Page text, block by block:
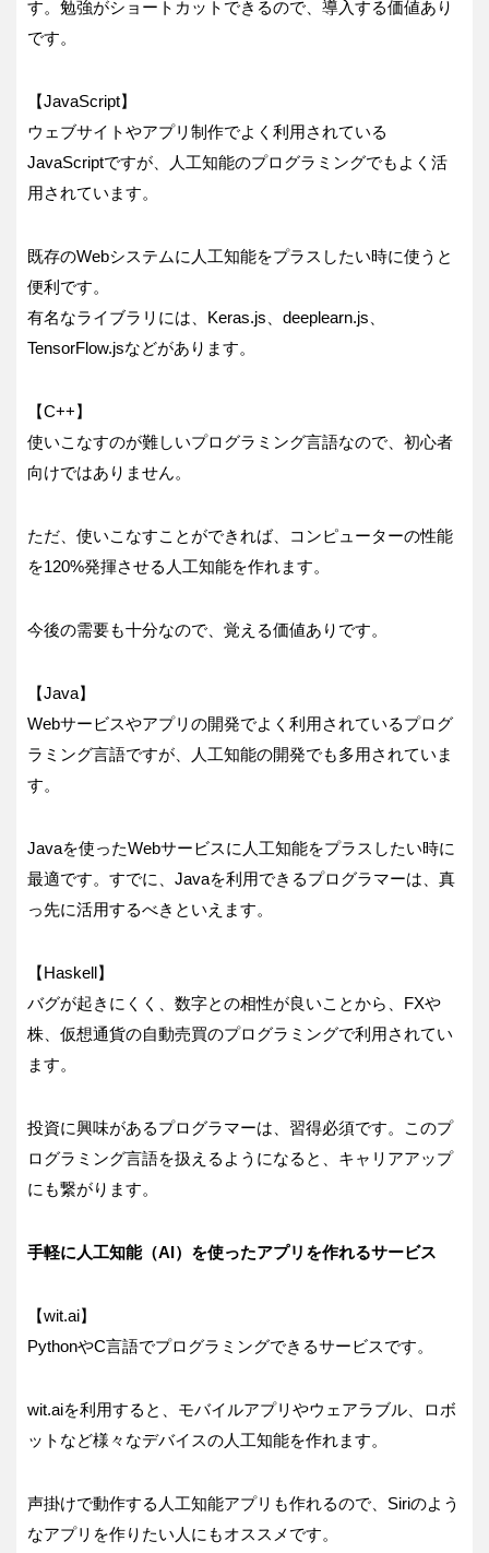
す。勉強がショートカットできるので、導入する価値あり
です。
【JavaScript】
ウェブサイトやアプリ制作でよく利用されている
JavaScriptですが、人工知能のプログラミングでもよく活
用されています。
既存のWebシステムに人工知能をプラスしたい時に使うと
便利です。
有名なライブラリには、Keras.js、deeplearn.js、
TensorFlow.jsなどがあります。
【C++】
使いこなすのが難しいプログラミング言語なので、初心者
向けではありません。
ただ、使いこなすことができれば、コンピューターの性能
を120%発揮させる人工知能を作れます。
今後の需要も十分なので、覚える価値ありです。
【Java】
Webサービスやアプリの開発でよく利用されているプログ
ラミング言語ですが、人工知能の開発でも多用されていま
す。
Javaを使ったWebサービスに人工知能をプラスしたい時に
最適です。すでに、Javaを利用できるプログラマーは、真
っ先に活用するべきといえます。
【Haskell】
バグが起きにくく、数字との相性が良いことから、FXや
株、仮想通貨の自動売買のプログラミングで利用されてい
ます。
投資に興味があるプログラマーは、習得必須です。このプ
ログラミング言語を扱えるようになると、キャリアアップ
にも繋がります。
手軽に人工知能（AI）を使ったアプリを作れるサービス
【wit.ai】
PythonやC言語でプログラミングできるサービスです。
wit.aiを利用すると、モバイルアプリやウェアラブル、ロボ
ットなど様々なデバイスの人工知能を作れます。
声掛けで動作する人工知能アプリも作れるので、Siriのよう
なアプリを作りたい人にもオススメです。